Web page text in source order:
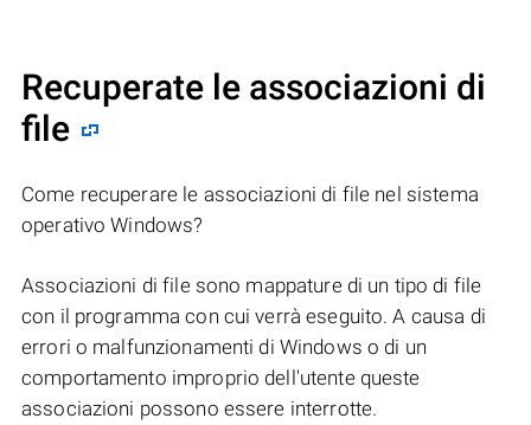
Recuperate le associazioni di
file
Come recuperare le associazioni di file nel sistema
operativo Windows?
Associazioni di file sono mappature di un tipo di file
con il programma con cui verrà eseguito. A causa di
errori o malfunzionamenti di Windows o di un
comportamento improprio dell'utente queste
associazioni possono essere interrotte.